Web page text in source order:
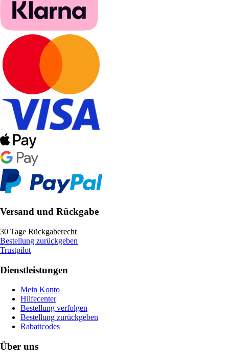
Versand und Rückgabe
30 Tage Rückgaberecht
Bestellung zurückgeben
Trustpilot
Dienstleistungen
Mein Konto
Hilfecenter
Bestellung verfolgen
Bestellung zurückgeben
Rabattcodes
Über uns